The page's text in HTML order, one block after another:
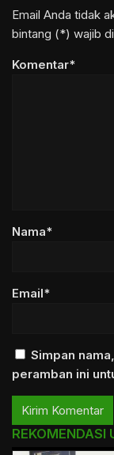
Email Anda tidak
bintang (*) wajib
Komentar*
Nama*
Email*
Simpan
peramban ini
REKOMENDASI